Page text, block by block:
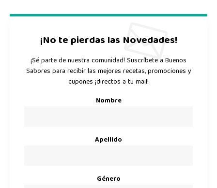
¡No te pierdas las Novedades!
¡Sé parte de nuestra comunidad! Suscríbete a Buenos
Sabores para recibir las mejores recetas, promociones y
cupones ¡directos a tu mail!
Nombre
Apellido
Género